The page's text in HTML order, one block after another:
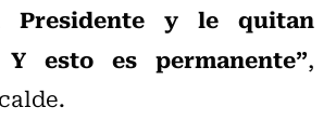
y le quitan
esto es permanente”,